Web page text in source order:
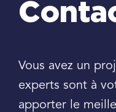
Vous avez un
experts sont à
apporter le